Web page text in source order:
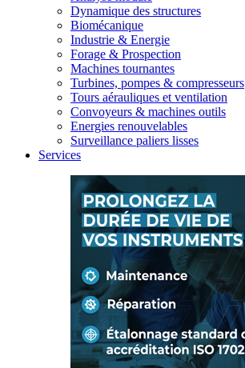
Dynamique des structures
Biomécanique
Industrie & Energie
Forage & Prospection
Machines tournantes
Turbines, pompes & compresseurs
Tours aérauliques et ventilation
Convoyeurs & machines outils
Energies renouvelables
Surveillance paliers lisses
Services